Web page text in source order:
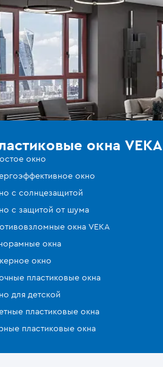
окна VEKA
окно
окно
с солнцезащитой
с защитой от шума
окна VEKA
окна
окно
пластиковые окна
для детской
пластиковые окна
пластиковые окна